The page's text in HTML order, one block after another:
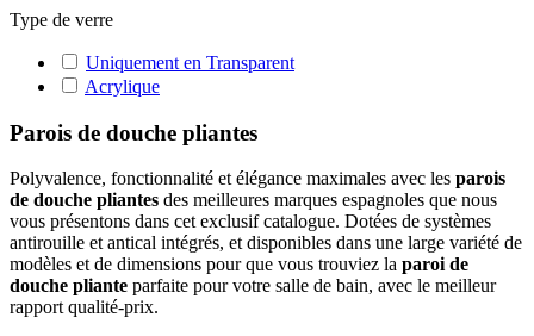
Type de verre
Uniquement en Transparent
Acrylique
Parois de douche pliantes
Polyvalence, fonctionnalité et élégance maximales avec les parois
de douche pliantes des meilleures marques espagnoles que nous
vous présentons dans cet exclusif catalogue. Dotées de systèmes
antirouille et antical intégrés, et disponibles dans une large variété de
modèles et de dimensions pour que vous trouviez la paroi de
douche pliante parfaite pour votre salle de bain, avec le meilleur
rapport qualité-prix.